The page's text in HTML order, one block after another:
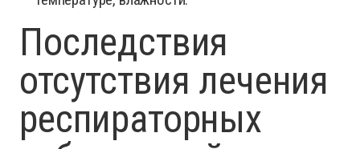
Последствия
отсутствия лечения
респираторных